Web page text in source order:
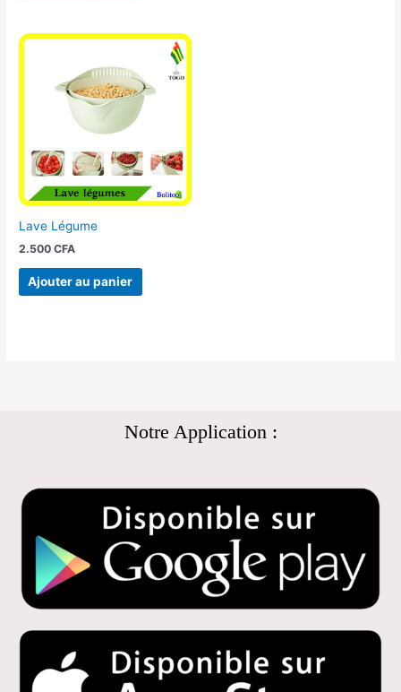
Lave Légume
2.500CFA
Ajouter au panier
Notre Application :